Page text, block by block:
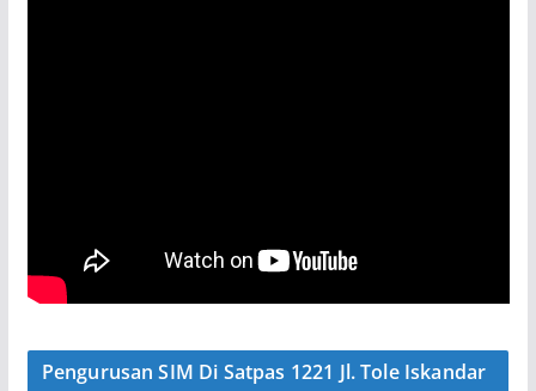
Pengurusan SIM Di Satpas 1221 Jl. Tole Iskandar